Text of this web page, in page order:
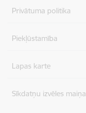
Privātuma politika
Piekļūstamība
Lapas karte
Sīkdatņu izvēles maiņa